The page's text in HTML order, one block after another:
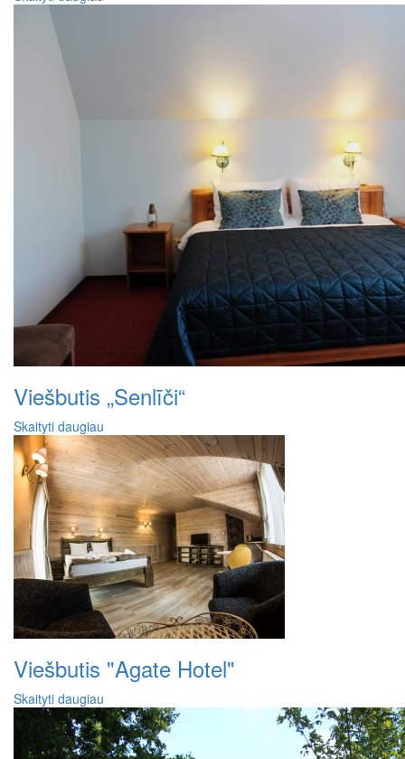
Viešbutis „Senlīči“
Skaityti daugiau
Viešbutis "Agate Hotel"
Skaityti daugiau